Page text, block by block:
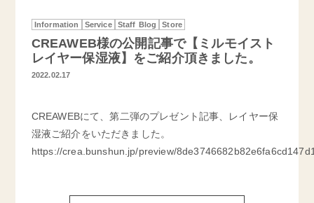
Information Service Staff Blog Store
CREAWEB様の公開記事で【ミルモイスト
レイヤー保湿液】をご紹介頂きました。
2022.02.17
CREAWEBにて、第二弾のプレゼント記事、レイヤー保
湿液ご紹介をいただきました。
https://crea.bunshun.jp/preview/